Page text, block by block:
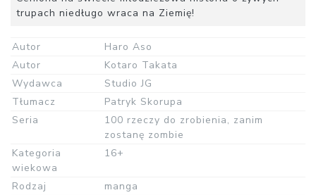
trupach niedługo wraca na Ziemię!
Autor
Haro Aso
Autor
Kotaro Takata
Wydawca
Studio JG
Tłumacz
Patryk Skorupa
Seria
100 rzeczy do zrobienia, zanim
zostanę zombie
Kategoria
wiekowa
16+
Rodzaj
manga